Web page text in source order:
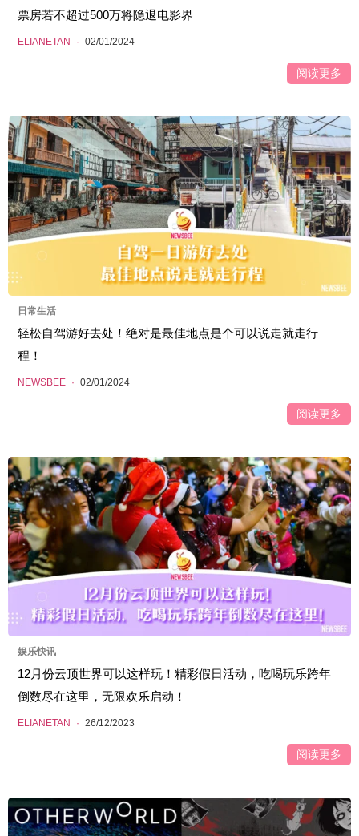
票房若不超过500万将隐退电影界
ELIANETAN · 02/01/2024
阅读更多
日常生活
轻松自驾游好去处！绝对是最佳地点是个可以说走就走行
程！
NEWSBEE · 02/01/2024
阅读更多
娱乐快讯
12月份云顶世界可以这样玩！精彩假日活动，吃喝玩乐跨年
倒数尽在这里，无限欢乐启动！
ELIANETAN · 26/12/2023
阅读更多